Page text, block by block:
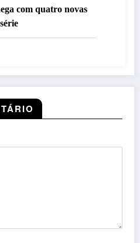
com quatro novas